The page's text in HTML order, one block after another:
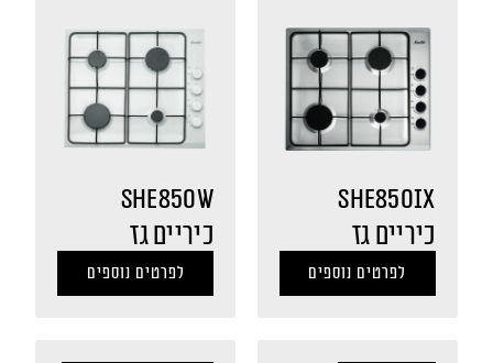
SHE850IX
כיריים גז
לפרטים נוספים
SHE850W
כיריים גז
לפרטים נוספים